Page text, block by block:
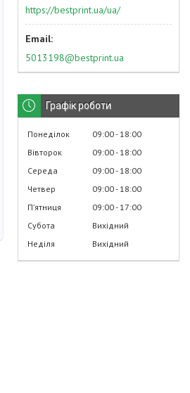
https://bestprint.ua/ua/
5013198@bestprint.ua
Графік роботи
Понеділок 09:00 18:00
Вівторок
09:00 18:00
Середа
09:00 18:00
Четвер
09:00 18:00
Пʼятниця
09:00 17:00
Субота
Вихідний
Неділя
Вихідний